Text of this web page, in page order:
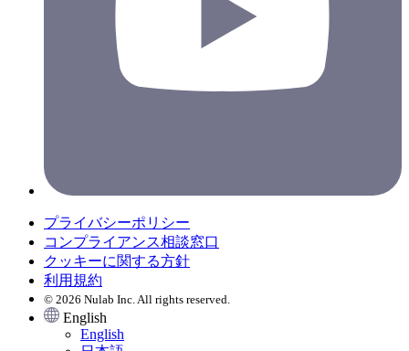
プライバシーポリシー
コンプライアンス相談窓口
クッキーに関する方針
利用規約
© 2026 Nulab Inc. All rights reserved.
English
English